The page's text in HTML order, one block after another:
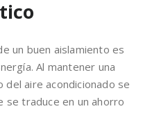
un buen aislamiento es
Al mantener una
aire acondicionado se
se traduce en un ahorro